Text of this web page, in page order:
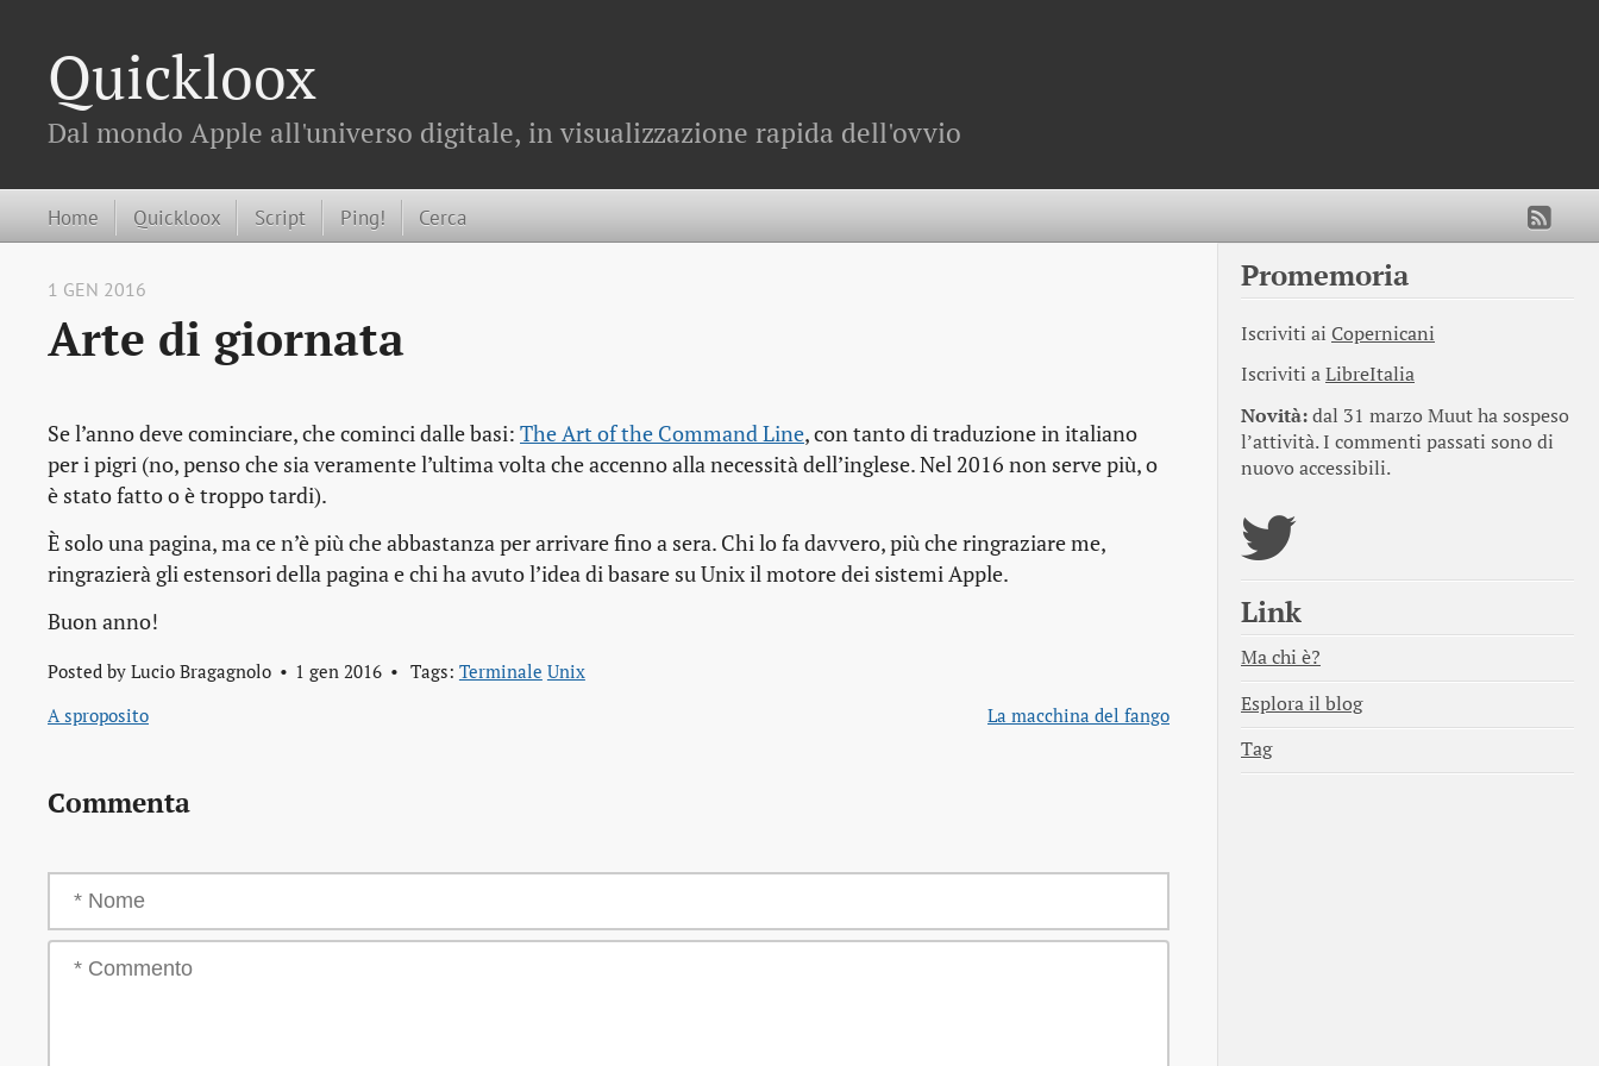
Quickloox
Dal mondo Apple all'universo digitale, in visualizzazione rapida dell'ovvio
Home Quickloox Script Ping! Cerca
1 GEN 2016
Arte di giornata
Se l’anno deve cominciare, che cominci dalle basi: The Art of the Command Line, con tanto di traduzione in italiano
per i pigri (no, penso che sia veramente l’ultima volta che accenno alla necessità dell’inglese. Nel 2016 non serve più, o
è stato fatto o è troppo tardi).
È solo una pagina, ma ce n’è più che abbastanza per arrivare fino a sera. Chi lo fa davvero, più che ringraziare me,
ringrazierà gli estensori della pagina e chi ha avuto l’idea di basare su Unix il motore dei sistemi Apple.
Buon anno!
Posted by Lucio Bragagnolo 1 gen 2016 Tags: Terminale Unix
A sproposito
La macchina del fango
Commenta
Promemoria
Iscriviti ai Copernicani
Iscriviti aLibreItalia
Novità:dal 31 marzo Muut ha sospeso
l’attività. I commenti passati sono di
nuovo accessibili.
Link
Ma chi è?
Esplora il blog
Tag